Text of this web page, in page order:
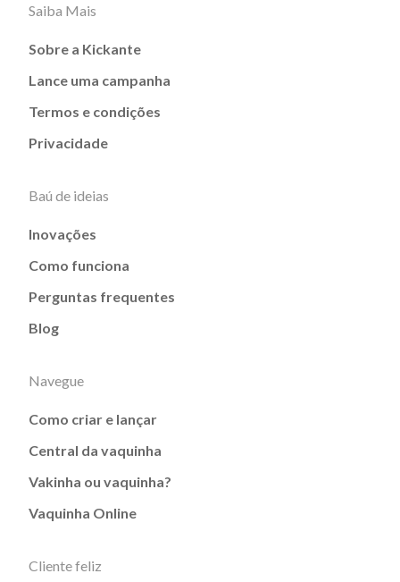
Saiba Mais
Sobre a Kickante
Lance uma campanha
Termos e condições
Privacidade
Baú de ideias
Inovações
Como funciona
Perguntas frequentes
Blog
Navegue
Como criar e lançar
Central da vaquinha
Vakinha ou vaquinha?
Vaquinha Online
Cliente feliz